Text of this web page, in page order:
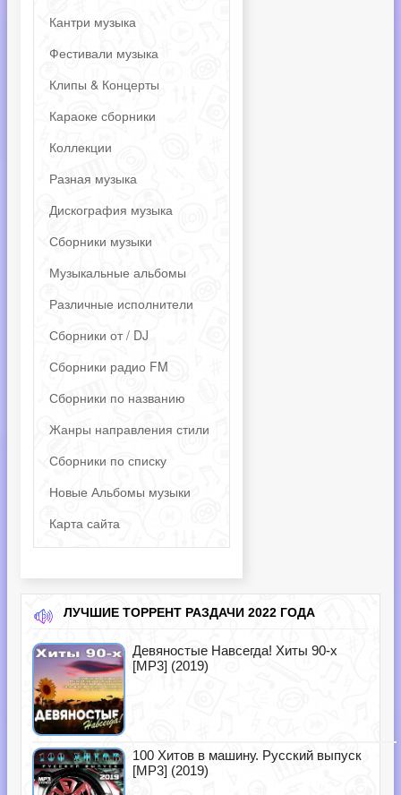
Кантри музыка
Фестивали музыка
Клипы & Концерты
Караоке сборники
Коллекции
Разная музыка
Дискография музыка
Сборники музыки
Музыкальные альбомы
Различные исполнители
Сборники от / DJ
Сборники радио FM
Сборники по названию
Жанры направления стили
Сборники по списку
Новые Альбомы музыки
Карта сайта
ЛУЧШИЕ ТОРРЕНТ РАЗДАЧИ 2022 ГОДА
Девяностые Навсегда! Хиты 90-х
[MP3] (2019)
100 Хитов в машину. Русский выпуск
[MP3] (2019)